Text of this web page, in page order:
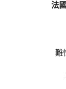
法
難